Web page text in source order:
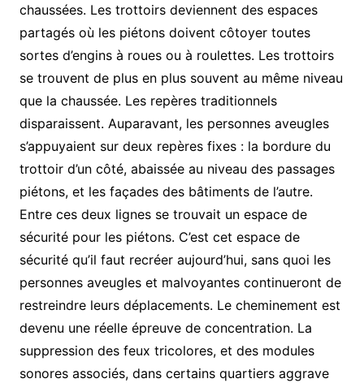
chaussées. Les trottoirs deviennent des espaces
partagés où les piétons doivent côtoyer toutes
sortes d’engins à roues ou à roulettes. Les trottoirs
se trouvent de plus en plus souvent au même niveau
que la chaussée. Les repères traditionnels
disparaissent. Auparavant, les personnes aveugles
s’appuyaient sur deux repères fixes : la bordure du
trottoir d’un côté, abaissée au niveau des passages
piétons, et les façades des bâtiments de l’autre.
Entre ces deux lignes se trouvait un espace de
sécurité pour les piétons. C’est cet espace de
sécurité qu’il faut recréer aujourd’hui, sans quoi les
personnes aveugles et malvoyantes continueront de
restreindre leurs déplacements. Le cheminement est
devenu une réelle épreuve de concentration. La
suppression des feux tricolores, et des modules
sonores associés, dans certains quartiers aggrave